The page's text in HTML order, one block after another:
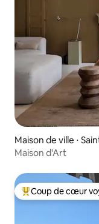
Maison de ville ⋅
Maison d'Art
Coups de cœur
Coup de cœur